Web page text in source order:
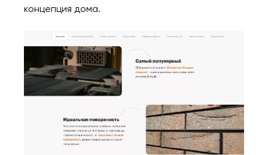
Спасибо
Мы получили вашу заявку
концепция дома.
Ваша заявка
отправлена!
Мы свяжемся с вами в
ближайшее время,
чтобы обсудить
проект.